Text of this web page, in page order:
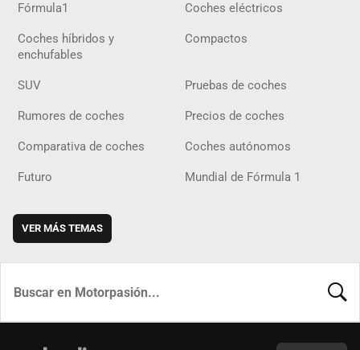
Fórmula1 Coches eléctricos
Coches híbridos y
enchufables
Compactos
SUV Pruebas de coches
Rumores de coches Precios de coches
Comparativa de coches Coches autónomos
Futuro Mundial de Fórmula 1
VER MÁS TEMAS